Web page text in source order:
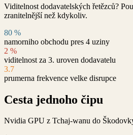
Viditelnost dodavatelských řetězců?
zranitelnější než kdykoliv.
80 %
namorniho obchodu pres 4 uziny
2 %
viditelnost za 3. uroven dodavatelu
3.7
prumerna frekvence velke disrupce
Cesta jednoho čipu
Nvidia GPU z Tchaj-wanu do